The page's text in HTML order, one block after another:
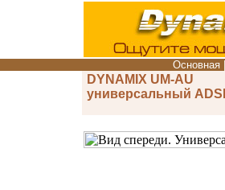
Основная
DYNAMIX UM-AU
универсальный